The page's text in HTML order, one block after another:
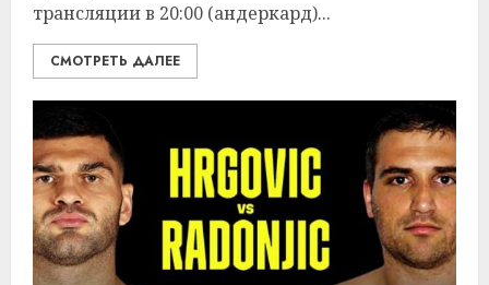
трансляции в 20:00 (андеркард)...
СМОТРЕТЬ ДАЛЕЕ